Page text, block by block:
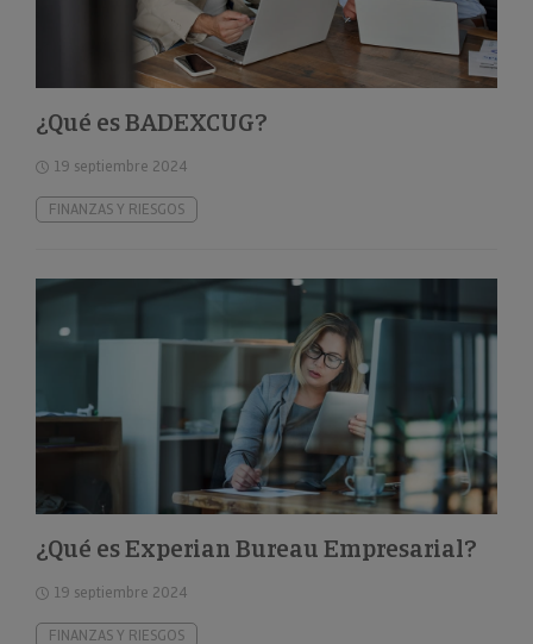
¿Qué es BADEXCUG?
19 septiembre 2024
FINANZAS Y RIESGOS
¿Qué es Experian Bureau Empresarial?
19 septiembre 2024
FINANZAS Y RIESGOS